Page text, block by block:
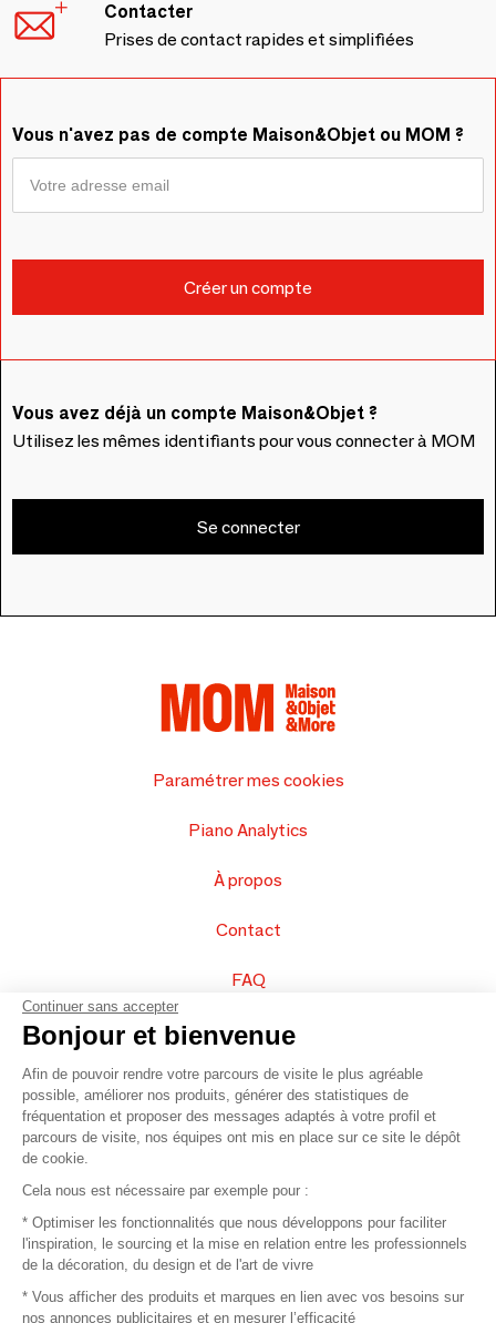
Contacter
Prises de contact rapides et simplifiées
Vous n'avez pas de compte Maison&Objet ou MOM ?
Vous avez déjà un compte Maison&Objet ?
Utilisez les mêmes identifiants pour vous connecter à MOM
Se connecter
Paramétrer mes cookies
Piano Analytics
À propos
Contact
FAQ
Vendez vos produits
Plan du site
© 2016 –Organisation SAFI
Recrutement
Continuer sans accepter
Bonjour et bienvenue
Afin de pouvoir rendre votre parcours de visite le plus agréable
possible, améliorer nos produits, générer des statistiques de
fréquentation et proposer des messages adaptés à votre profil et
parcours de visite, nos équipes ont mis en place sur ce site le dépôt
de cookie.
Cela nous est nécessaire par exemple pour :
* Optimiser les fonctionnalités que nous développons pour faciliter
l'inspiration, le sourcing et la mise en relation entre les professionnels
de la décoration, du design et de l'art de vivre
* Vous afficher des produits et marques en lien avec vos besoins sur
nos annonces publicitaires et en mesurer l’efficacité